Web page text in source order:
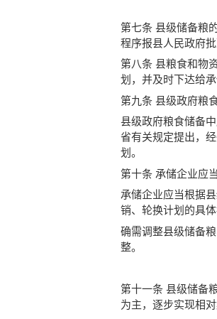
第七条 县级储备粮
程序报县人民政府批
第八条 县粮食和物
划，并及时下达给承
第九条 县级政府粮
县级政府粮食储备
省有关规定提出，
划。
第十条 承储企业应
承储企业应当根据
销、轮换计划的具
确需调整县级储备
整。
第十一条 县级储备
为主，逐步实现相对